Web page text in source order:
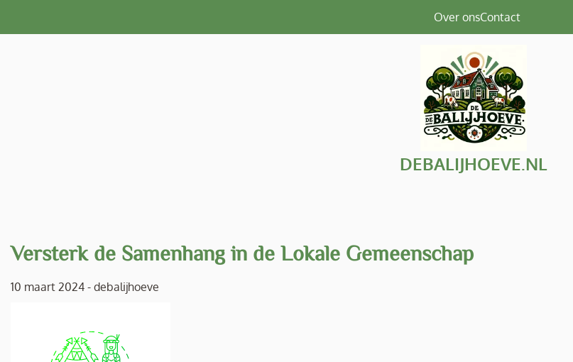
Over onsContact
DEBALIJHOEVE.NL
Versterk de Samenhang in de Lokale Gemeenschap
10 maart 2024 - debalijhoeve